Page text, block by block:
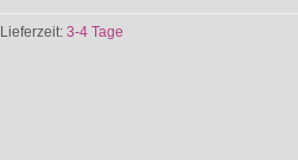
Lieferzeit: 3-4 Tage